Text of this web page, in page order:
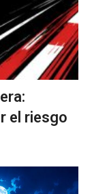
el riesgo